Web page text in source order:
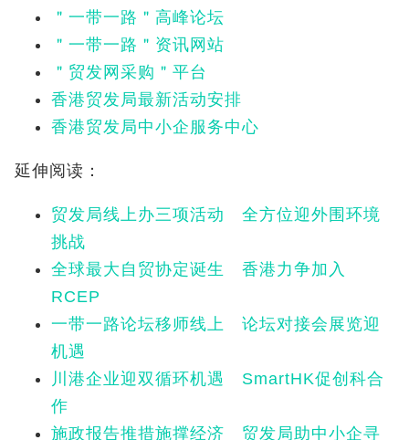
＂一带一路＂高峰论坛
＂一带一路＂资讯网站
＂贸发网采购＂平台
香港贸发局最新活动安排
香港贸发局中小企服务中心
延伸阅读：
贸发局线上办三项活动 全方位迎外围环境
挑战
全球最大自贸协定诞生 香港力争加入
RCEP
一带一路论坛移师线上 论坛对接会展览迎
机遇
川港企业迎双循环机遇 SmartHK促创科合
作
施政报告推措施撑经济 贸发局助中小企寻